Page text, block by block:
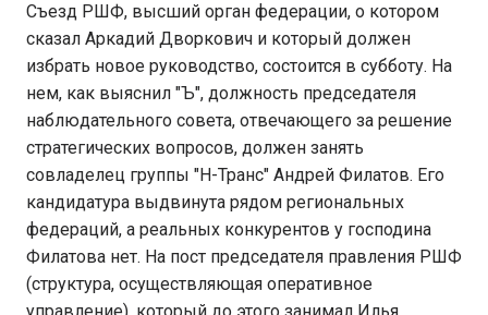
Съезд РШФ, высший орган федерации, о котором
сказал Аркадий Дворкович и который должен
избрать новое руководство, состоится в субботу. На
нем, как выяснил "Ъ", должность председателя
наблюдательного совета, отвечающего за решение
стратегических вопросов, должен занять
совладелец группы "Н-Транс" Андрей Филатов. Его
кандидатура выдвинута рядом региональных
федераций, а реальных конкурентов у господина
Филатова нет. На пост председателя правления РШФ
(структура, осуществляющая оперативное